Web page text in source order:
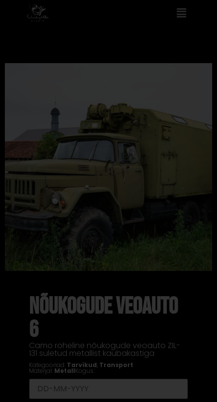
NÕUKOGUDE VEOAUTO
6
Camo roheline nõukogude veoauto ZIL-
131 suletud metallist kaubakastiga
Kategooriad: Tarvikud Transport
Materjal: MetallKogus: